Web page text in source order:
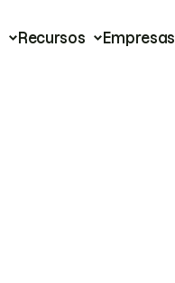
Recursos Empresas